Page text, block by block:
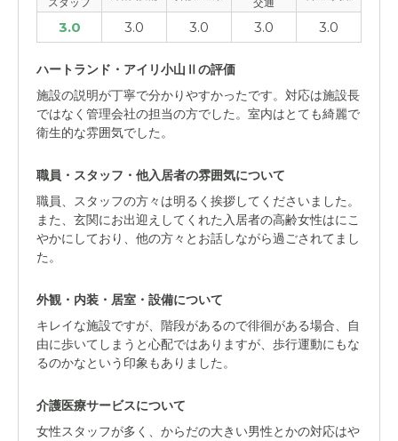
3.0 3.0 3.0 3.0 3.0
ハートランド・アイリ小山Ⅱの評価
施設の説明が丁寧で分かりやすかったです。対応は施設長
ではなく管理会社の担当の方でした。室内はとても綺麗で
衛生的な雰囲気でした。
職員・スタッフ・他入居者の雰囲気について
職員、スタッフの方々は明るく挨拶してくださいました。
また、玄関にお出迎えしてくれた入居者の高齢女性はにこ
やかにしており、他の方々とお話しながら過ごされてまし
た。
外観・内装・居室・設備について
キレイな施設ですが、階段があるので徘徊がある場合、自
由に歩いてしまうと心配ではありますが、歩行運動にもな
るのかなという印象もありました。
介護医療サービスについて
女性スタッフが多く、からだの大きい男性とかの対応はや